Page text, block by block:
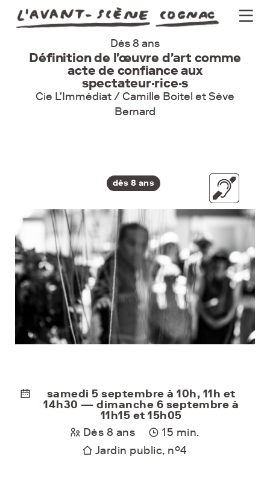
Programme
Actus
Théâtre
Billetterie Newsletter
Dès 8 ans
Définition de l'œuvre d'art comme
acte de confiance aux
spectateur·rice·s
Cie L'Immédiat / Camille Boitel et Sève
Bernard
dès 8 ans
samedi 5 septembre à 10h, 11h et
14h30 — dimanche 6 septembre à
11h15 et 15h05
Dès 8 ans
15 min.
Jardin public, n°4